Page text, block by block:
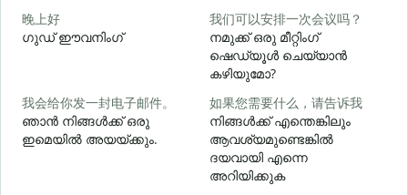
晚上好
ഗുഡ് ഈവനിംഗ്
我们可以安排一次会议吗？
നമുക്ക് ഒരു മീറ്റിംഗ്
ഷെഡ്യൂൾ ചെയ്യാൻ
കഴിയുമോ?
我会给你发一封电子邮件。
ഞാൻ നിങ്ങൾക്ക് ഒരു
ഇമെയിൽ അയയ്ക്കും.
如果您需要什么，请告诉我
നിങ്ങൾക്ക് എന്തെങ്കിലും
ആവശ്യമുണ്ടെങ്കിൽ
ദയവായി എന്നെ
അറിയിക്കുക